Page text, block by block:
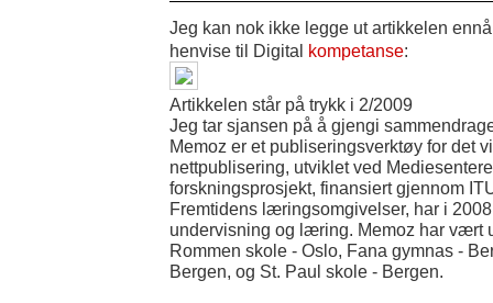
Jeg kan nok ikke legge ut artikkelen
henvise til Digital kompetanse:
Artikkelen står på trykk i 2/2009
Jeg tar sjansen på å gjengi
Memoz er et publiseringsverktøy for det
nettpublisering, utviklet ved
forskningsprosjekt, finansiert gjennom
Fremtidens læringsomgivelser, har i
undervisning og læring. Memoz har vært
Rommen skole - Oslo, Fana gymnas -
Bergen, og St. Paul skole - Bergen.